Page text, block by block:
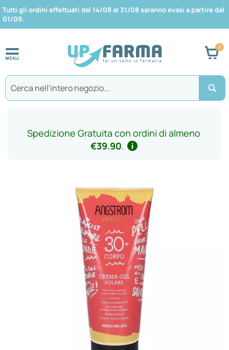
Tutti gli ordini effettuati dal 14/08 al 31/08 saranno evasi a partire dal
01/09.
Spedizione Gratuita con ordini di almeno
€39.90.